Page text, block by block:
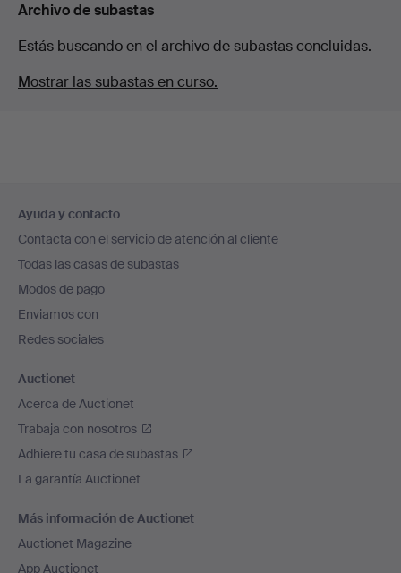
Archivo de subastas
Estás buscando en el archivo de subastas concluidas.
Mostrar las subastas en curso.
en
el
pie
de
página
Ayuda y contacto
Contacta con el servicio de atención al cliente
Todas las casas de subastas
Modos de pago
Enviamos con
Redes sociales
Auctionet
Acerca de Auctionet
Trabaja con nosotros
Adhiere tu casa de subastas
La garantía Auctionet
Más información de Auctionet
Auctionet Magazine
App Auctionet